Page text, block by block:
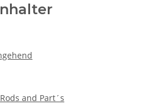
and Part´s